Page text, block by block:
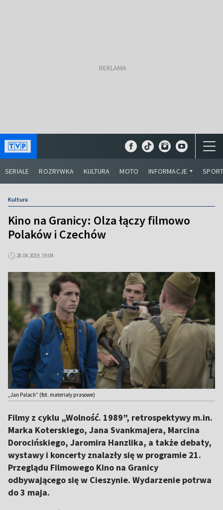
SERIALE ROZRYWKA KULTURA MOTO INFORMACJE
Kultura
Kino na Granicy: Olza łączy filmowo
Polaków i Czechów
28.04.2019, 19:04
„Jan Palach” (fot. materiały prasowe)
Filmy z cyklu „Wolność. 1989”, retrospektywy m.in.
Marka Koterskiego, Jana Svankmajera, Marcina
Dorocińskiego, Jaromira Hanzlika, a także debaty,
wystawy i koncerty znalazły się w programie 21.
Przeglądu Filmowego Kino na Granicy
odbywającego się w Cieszynie. Wydarzenie potrwa
do 3 maja.